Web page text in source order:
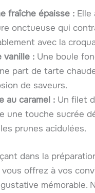
fraîche épaisse : Elle
onctueuse qui
avec la
vanille : Une boule
part de tarte
de saveurs.
au caramel : Un filet
une touche sucrée
prunes acidulées.
dans la
vous offrez à vos
mémorable.